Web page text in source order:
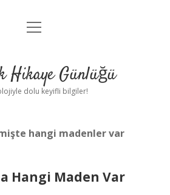
Anasayfa
Yasal Uyarı
menüyü
Hikaye Günlüğü
dolu keyifli bilgiler!
hangi madenler var
Hangi Maden Var